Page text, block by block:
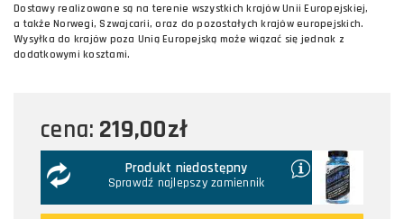
Dostawy realizowane są na terenie wszystkich krajów Unii Europejskiej,
a także Norwegi, Szwajcarii, oraz do pozostałych krajów europejskich.
Wysyłka do krajów poza Unią Europejską może wiązać się jednak z
dodatkowymi kosztami.
cena: 219,00zł
Produkt niedostępny
Sprawdź najlepszy zamiennik